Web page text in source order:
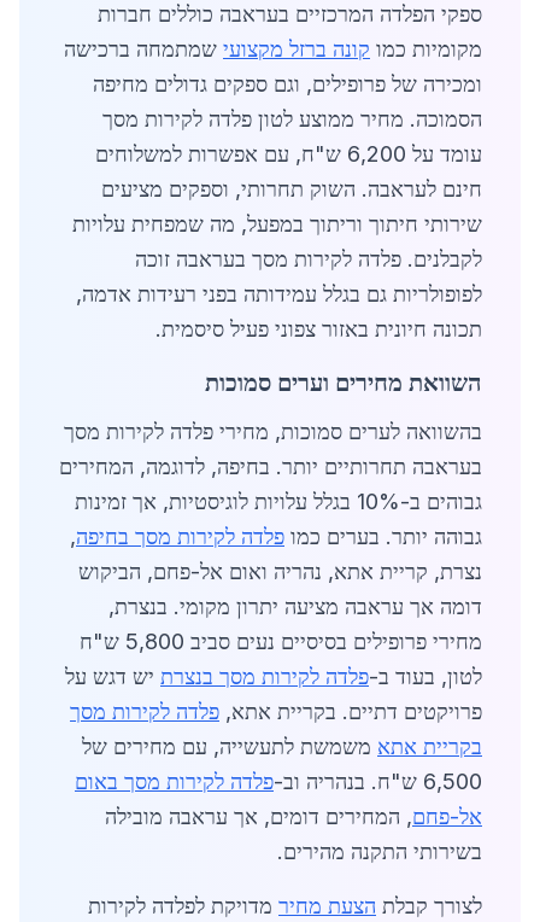
ספקי הפלדה המרכזיים בעראבה כוללים חברות
מקומיות כמו קונה ברזל מקצועי שמתמחה ברכישה
ומכירה של פרופילים, וגם ספקים גדולים מחיפה
הסמוכה. מחיר ממוצע לטון פלדה לקירות מסך
עומד על 6,200 ש"ח, עם אפשרות למשלוחים
חינם לעראבה. השוק תחרותי, וספקים מציעים
שירותי חיתוך וריתוך במפעל, מה שמפחית עלויות
לקבלנים. פלדה לקירות מסך בעראבה זוכה
לפופולריות גם בגלל עמידותה בפני רעידות אדמה,
תכונה חיונית באזור צפוני פעיל סיסמית.
השוואת מחירים וערים סמוכות
בהשוואה לערים סמוכות, מחירי פלדה לקירות מסך
בעראבה תחרותיים יותר. בחיפה, לדוגמה, המחירים
גבוהים ב-10% בגלל עלויות לוגיסטיות, אך זמינות
גבוהה יותר. בערים כמו פלדה לקירות מסך בחיפה,
נצרת, קריית אתא, נהריה ואום אל-פחם, הביקוש
דומה אך עראבה מציעה יתרון מקומי. בנצרת,
מחירי פרופילים בסיסיים נעים סביב 5,800 ש"ח
לטון, בעוד ב-פלדה לקירות מסך בנצרת יש דגש על
פרויקטים דתיים. בקריית אתא, פלדה לקירות מסך
בקריית אתא משמשת לתעשייה, עם מחירים של
6,500 ש"ח. בנהריה וב-
פלדה לקירות מסך באום
אל-פחם, המחירים דומים, אך עראבה מובילה
בשירותי התקנה מהירים.
לצורך קבלת הצעת מחיר מדויקת לפלדה לקירות